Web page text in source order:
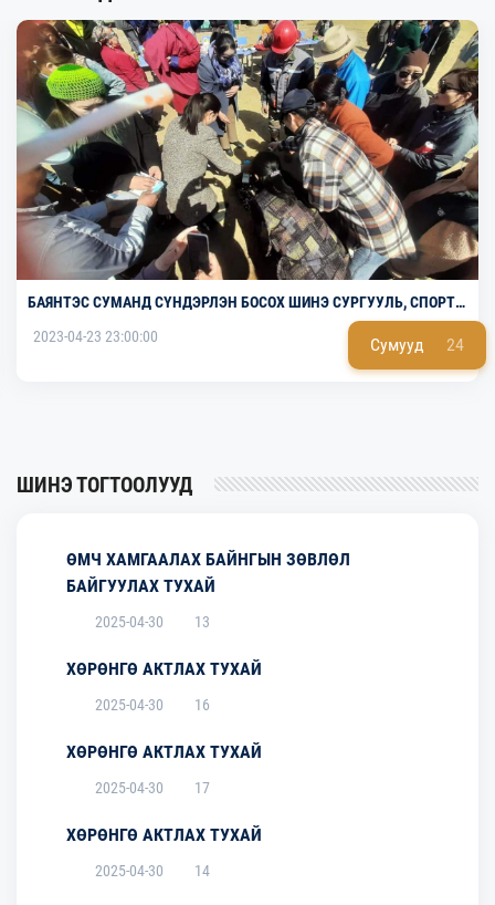
Сумууд 24
БАЯНТЭС СУМАНД СҮНДЭРЛЭН БОСОХ ШИНЭ СУРГУУЛЬ, СПОРТ
2023-04-23 23:00:00
ШИНЭ ТОГТООЛУУД
ӨМЧ ХАМГААЛАХ БАЙНГЫН ЗӨВЛӨЛ
БАЙГУУЛАХ ТУХАЙ
2025-04-30 13
ХӨРӨНГӨ АКТЛАХ ТУХАЙ
2025-04-30 16
ХӨРӨНГӨ АКТЛАХ ТУХАЙ
2025-04-30 17
ХӨРӨНГӨ АКТЛАХ ТУХАЙ
2025-04-30 14